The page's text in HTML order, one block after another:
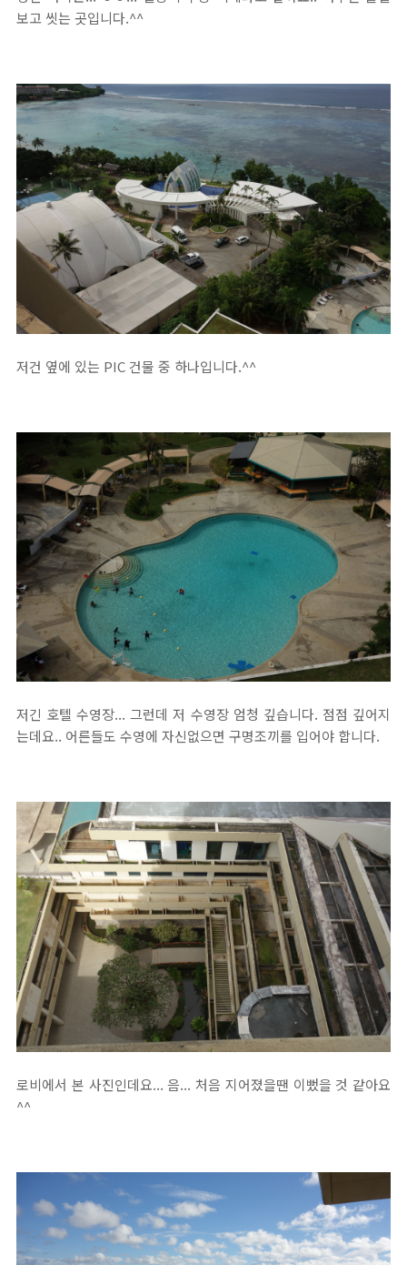
보고 씻는 곳입니다.^^
저건 옆에 있는 PIC 건물 중 하나입니다.^^
저긴 호텔 수영장... 그런데 저 수영장 엄청 깊습니다. 점점 깊어지
는데요.. 어른들도 수영에 자신없으면 구명조끼를 입어야 합니다.
로비에서 본 사진인데요... 음... 처음 지어졌을땐 이뻤을 것 같아요
^^